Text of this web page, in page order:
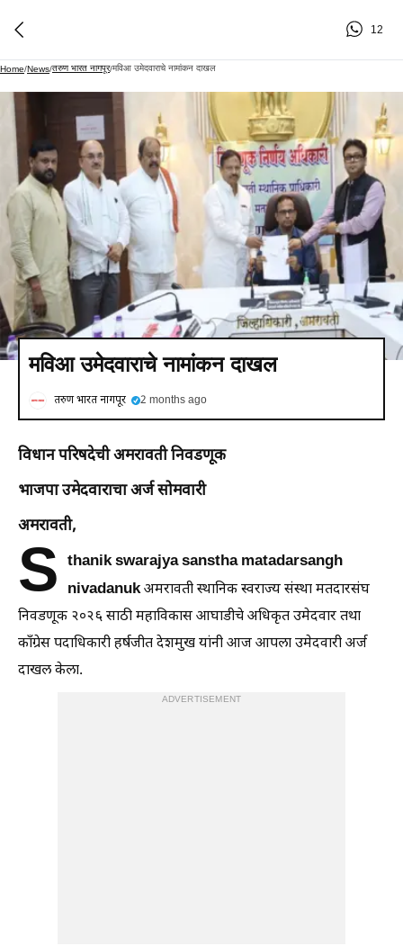
12
Home/News/तरुण भारत नागपूर/मविआ उमेदवाराचे नामांकन दाखल
मविआ उमेदवाराचे नामांकन दाखल
तरुण भारत नागपूर 2 months ago
विधान परिषदेची अमरावती निवडणूक
भाजपा उमेदवाराचा अर्ज सोमवारी
अमरावती,
S thanik swarajya sanstha matadarsangh
nivadanukअमरावती स्थानिक स्वराज्य संस्था मतदारसंघ
निवडणूक २०२६ साठी महाविकास आघाडीचे अधिकृत उमेदवार तथा
काँग्रेस पदाधिकारी हर्षजीत देशमुख यांनी आज आपला उमेदवारी अर्ज
दाखल केला.
ADVERTISEMENT